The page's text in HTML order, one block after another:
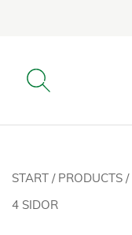
START / PRODUCTS /
4 SIDOR